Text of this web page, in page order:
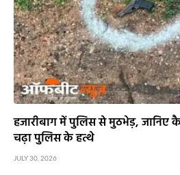
हजारीबाग में पुलिस से मुठभेड़, जानिए
चढ़ा पुलिस के हत्थे
JULY 30, 2026